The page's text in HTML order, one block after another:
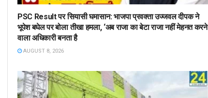
PSC Result पर सियासी घमासान: भाजपा प्रवक्ता उज्जवल दीपक ने
भूपेश बघेल पर बोला तीखा हमला, ‘अब राजा का बेटा राजा नहीं मेहनत करने
वाला अधिकारी बनता है
AUGUST 8, 2026